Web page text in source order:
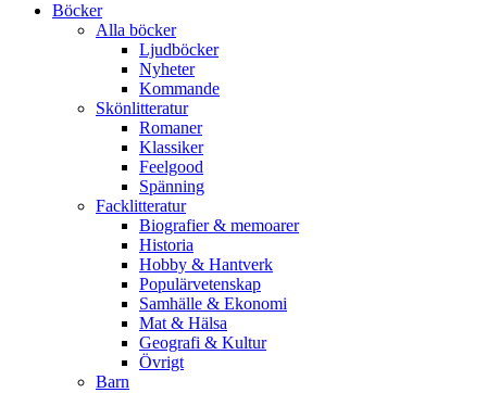
Böcker
Alla böcker
Ljudböcker
Nyheter
Kommande
Skönlitteratur
Romaner
Klassiker
Feelgood
Spänning
Facklitteratur
Biografier & memoarer
Historia
Hobby & Hantverk
Populärvetenskap
Samhälle & Ekonomi
Mat & Hälsa
Geografi & Kultur
Övrigt
Barn